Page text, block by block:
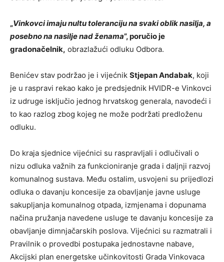
„Vinkovci imaju nultu toleranciju na svaki oblik nasilja, a
posebno na nasilje nad ženama”, poručio je
gradonačelnik, obrazlažući odluku Odbora.
Benićev stav podržao je i vijećnik Stjepan Andabak, koji
je u raspravi rekao kako je predsjednik HVIDR-e Vinkovci
iz udruge isključio jednog hrvatskog generala, navodeći i
to kao razlog zbog kojeg ne može podržati predloženu
odluku.
Do kraja sjednice vijećnici su raspravljali i odlučivali o
nizu odluka važnih za funkcioniranje grada i daljnji razvoj
komunalnog sustava. Među ostalim, usvojeni su prijedlozi
odluka o davanju koncesije za obavljanje javne usluge
sakupljanja komunalnog otpada, izmjenama i dopunama
načina pružanja navedene usluge te davanju koncesije za
obavljanje dimnjačarskih poslova. Vijećnici su razmatrali i
Pravilnik o provedbi postupaka jednostavne nabave,
Akcijski plan energetske učinkovitosti Grada Vinkovaca